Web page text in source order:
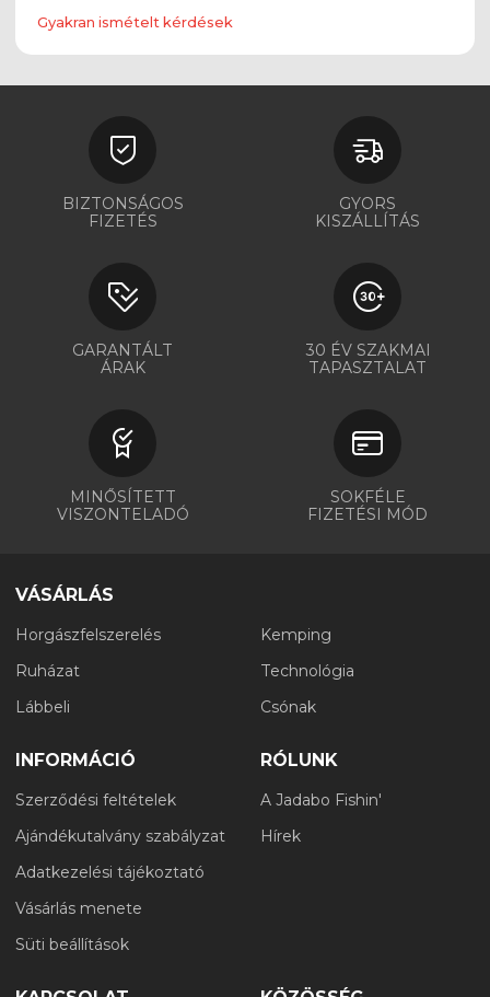
Gyakran ismételt kérdések
BIZTONSÁGOS
FIZETÉS
GYORS
KISZÁLLÍTÁS
GARANTÁLT
ÁRAK
30 ÉV SZAKMAI
TAPASZTALAT
MINŐSÍTETT
VISZONTELADÓ
SOKFÉLE
FIZETÉSI MÓD
VÁSÁRLÁS
Horgászfelszerelés
Ruházat
Lábbeli
Kemping
Technológia
Csónak
INFORMÁCIÓ
Szerződési feltételek
Ajándékutalvány szabályzat
Adatkezelési tájékoztató
Vásárlás menete
Süti beállítások
RÓLUNK
A Jadabo Fishin'
Hírek